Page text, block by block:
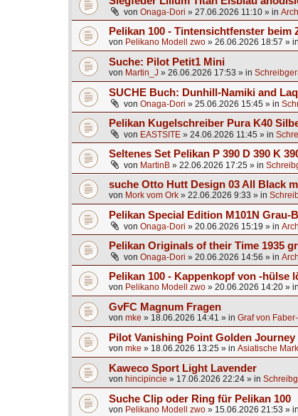
von Onaga-Dori » 27.06.2026 11:10 » in
Pelikan 100 - Tintensichtfenster beim
von Pelikano Modell zwo » 26.06.2026 18:57 » in
Suche: Pilot Petit1 Mini
von Martin_J » 26.06.2026 17:53 » in
SUCHE Buch: Dunhill-Namiki and
von Onaga-Dori » 25.06.2026 15:45 » in
Pelikan Kugelschreiber Pura K40
von EASTSITE » 24.06.2026 11:45 » in
Seltenes Set Pelikan P 390 D 390 K
von MartinB » 22.06.2026 17:25 » in
suche Otto Hutt Design 03 All Black
von Mork vom Ork » 22.06.2026 9:33 » in
Pelikan Special Edition M101N Grau-
von Onaga-Dori » 20.06.2026 15:19 » in
Pelikan Originals of their Time 1935
von Onaga-Dori » 20.06.2026 14:56 » in
Pelikan 100 - Kappenkopf von -hülse
von Pelikano Modell zwo » 20.06.2026 14:20 » in
GvFC Magnum Fragen
von mke » 18.06.2026 14:41 » in Graf von Faber-
Pilot Vanishing Point Golden
von mke » 18.06.2026 13:25 » in Asiatische
Kaweco Sport Light Lavender
von hincipincie » 17.06.2026 22:24 » in
Suche Clip oder Ring für Pelikan 100
von Pelikano Modell zwo » 15.06.2026 21:53 » in